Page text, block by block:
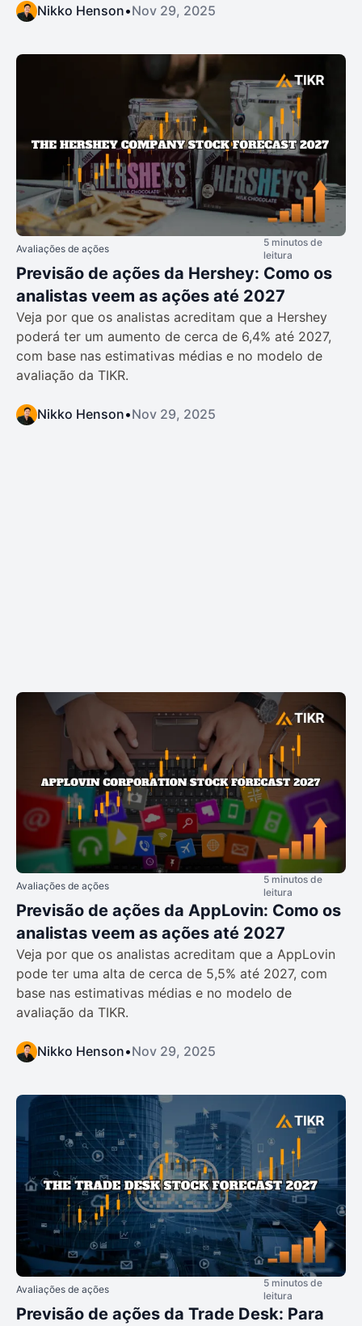
Nikko Henson•Nov 29, 2025
Avaliações de ações
5 minutos de
leitura
Previsão de ações da Hershey: Como os
analistas veem as ações até 2027
Veja por que os analistas acreditam que a Hershey
poderá ter um aumento de cerca de 6,4% até 2027,
com base nas estimativas médias e no modelo de
avaliação da TIKR.
Nikko Henson•Nov 29, 2025
Avaliações de ações
5 minutos de
leitura
Previsão de ações da AppLovin: Como os
analistas veem as ações até 2027
Veja por que os analistas acreditam que a AppLovin
pode ter uma alta de cerca de 5,5% até 2027, com
base nas estimativas médias e no modelo de
avaliação da TIKR.
Nikko Henson•Nov 29, 2025
Avaliações de ações
5 minutos de
leitura
Previsão de ações da Trade Desk: Para